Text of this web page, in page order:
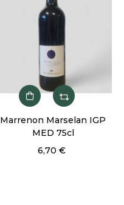
Marrenon Marselan IGP
MED 75cl
6,70 €